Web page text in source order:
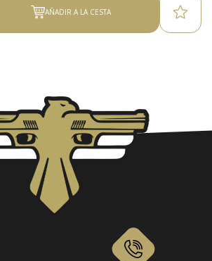
AÑADIR A LA CESTA